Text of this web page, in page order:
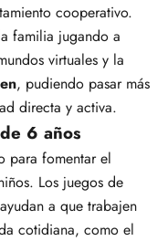
cooperativo.
familia jugando a
virtuales y la
, pudiendo pasar más
directa y activa.
6 años
para fomentar el
Los juegos de
a que trabajen
cotidiana, como el